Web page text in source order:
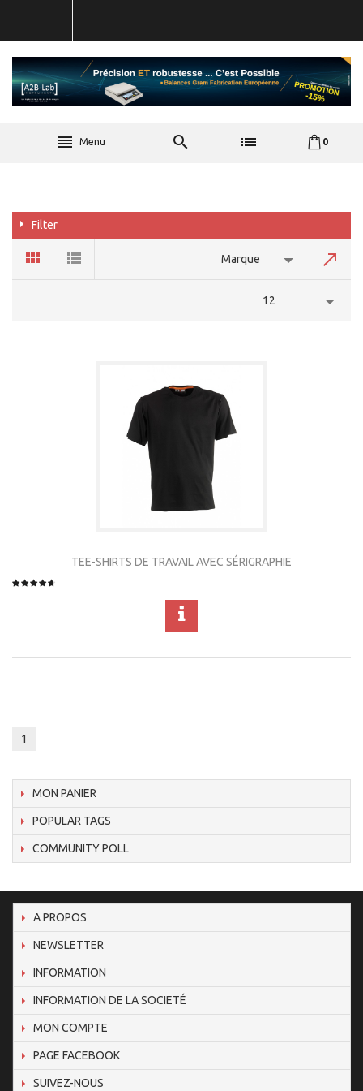
Menu 0
Filter
Marque
12
TEE-SHIRTS DE TRAVAIL AVEC SÉRIGRAPHIE
1
MON PANIER
POPULAR TAGS
COMMUNITY POLL
A PROPOS
NEWSLETTER
INFORMATION
INFORMATION DE LA SOCIETÉ
MON COMPTE
PAGE FACEBOOK
SUIVEZ-NOUS